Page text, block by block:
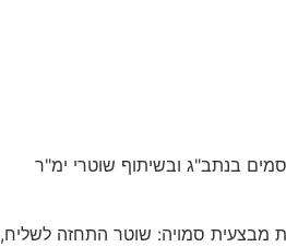
בנתב"ג ובשיתוף שוטרי ימ"ר
ק"ג קוקאין. לאחר איתור המשלוח, בוצעה פעילות מבצעית סמויה: שוטר התחזה לשליח,